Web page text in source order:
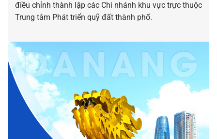
điều chỉnh thành lập các Chi nhánh khu vực trực thuộc
Trung tâm Phát triển quỹ đất thành phố.